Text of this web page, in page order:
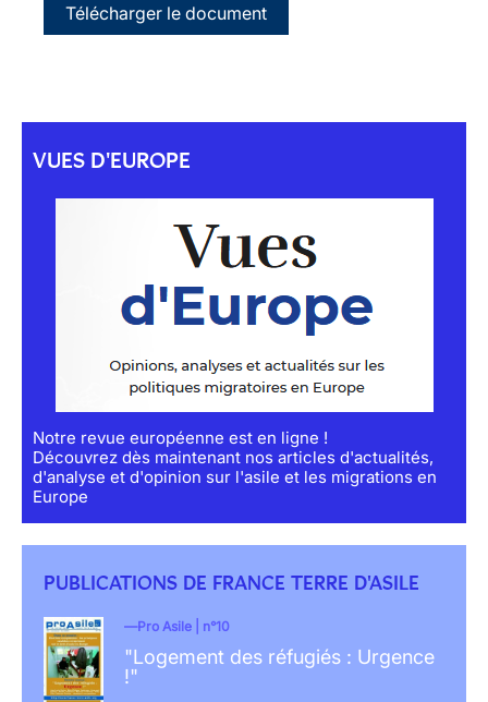
Télécharger le document
VUES D'EUROPE
Notre revue européenne est en ligne !
Découvrez dès maintenant nos articles d'actualités,
d'analyse et d'opinion sur l'asile et les migrations en
Europe
PUBLICATIONS DE FRANCE TERRE D'ASILE
Pro Asile | n°10
"Logement des réfugiés : Urgence
!"